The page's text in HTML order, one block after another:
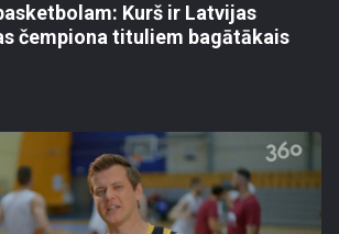
Kurš ir Latvijas
čempiona tituliem bagātākais